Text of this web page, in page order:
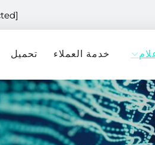
خدمة العملاء تحميل